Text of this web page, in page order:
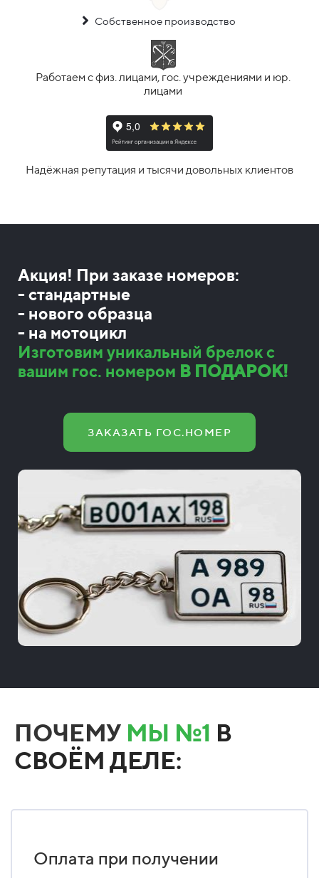
Собственное производство
Работаем с физ. лицами, гос. учреждениями и юр.
лицами
Надёжная репутация и тысячи довольных клиентов
Акция! При заказе номеров:
- стандартные
- нового образца
- на мотоцикл
Изготовим уникальный брелок с
вашим гос. номером В ПОДАРОК!
ЗАКАЗАТЬ ГОС.НОМЕР
ПОЧЕМУ МЫ №1 В
СВОЁМ ДЕЛЕ:
Оплата при получении